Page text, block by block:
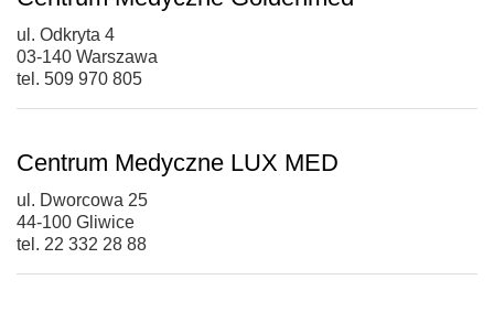
ul. Odkryta 4
03-140 Warszawa
tel. 509 970 805
Centrum Medyczne LUX MED
ul. Dworcowa 25
44-100 Gliwice
tel. 22 332 28 88